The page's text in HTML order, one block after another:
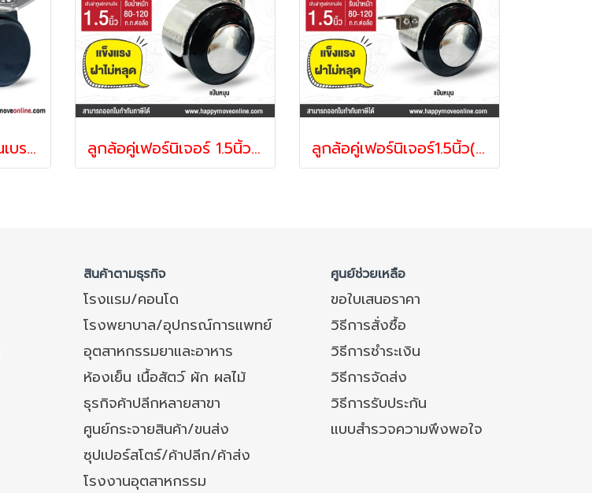
ลูกล้อคู่ไนล่อนดำ แป้นเบรก 1 ลูก รุ่น TWO TONE ยี่ห้อ PAREO 21761,21778 ลูกล้อคู่เฟอร์นิเจอร์ 1.5นิ้ว(38มม)ล้อแป้นหมุน ล้อไม่แตก ล้อชุปโครเมี่ยม ล้อโต๊ะ ล้อตู้ ล้อเตียง รับน้ำหนัก 80-120 กก.ตรา ELITEพร้อมส่ง (1ลูก) ลูกล้อคู่เฟอร์นิเจอร์1.5นิ้ว(38มม)ล้อโต๊ะ ล้อตู้ ล้อเตียง ล้อเก้าอี้ ล้อแป้นเบรก ล้อชุบโครเมี่ยม ล้อไม่แตก รับน้ำหนัก 80-120 กก.ตรา ELITE พร้อมส่ง (1ลูก)
สินค้าตามธุรกิจ ศูนย์ช่วยเหลือ
โรงแรม/คอนโด
ขอใบเสนอราคา
โรงพยาบาล/อุปกรณ์การแพทย์
วิธีการสั่งซื้อ
อุตสาหกรรมยาและอาหาร
วิธีการชำระเงิน
ห้องเย็น เนื้อสัตว์ ผัก ผลไม้
วิธีการจัดส่ง
ธุรกิจค้าปลีกหลายสาขา
วิธีการรับประกัน
ศูนย์กระจายสินค้า/ขนส่ง
แบบสำรวจความพึงพอใจ
ซุปเปอร์สโตร์/ค้าปลีก/ค้าส่ง
โรงงานอุตสาหกรรม